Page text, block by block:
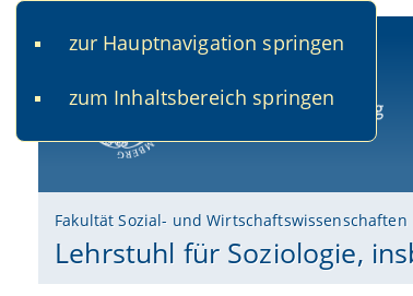
zur Hauptnavigation springen
zum Inhaltsbereich springen
Fakultät Sozial- und Wirtschaftswissenschaften
Lehrstuhl für Soziologie,